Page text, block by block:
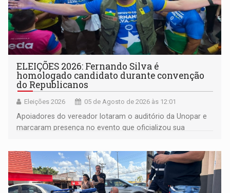
ELEIÇÕES 2026: Fernando Silva é
homologado candidato durante convenção
do Republicanos
Eleições 2026 05 de Agosto de 2026 às 12:01
Apoiadores do vereador lotaram o auditório da Unopar e
marcaram presença no evento que oficializou sua